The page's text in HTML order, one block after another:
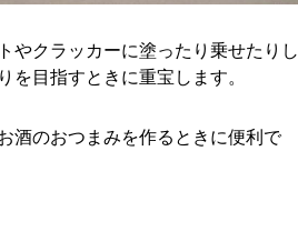
やクラッカーに塗ったり乗せたりし
目指すときに重宝します。
酒のおつまみを作るときに便利で